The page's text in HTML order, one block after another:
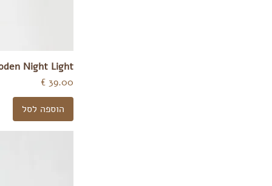
Night Light
מחיר
הוספה לסל